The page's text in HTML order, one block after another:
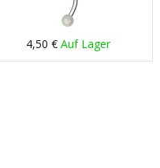
4,50 € Auf Lager